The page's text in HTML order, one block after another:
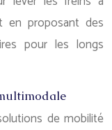
en proposant des
pour les longs
de mobilité